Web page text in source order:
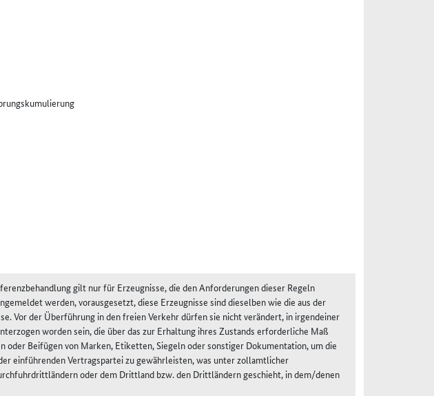
gilt nur für Erzeugnisse, die den Anforderungen dieser Regeln
werden, vorausgesetzt, diese Erzeugnisse sind dieselben wie die aus der
Vor der Überführung in den freien Verkehr dürfen sie nicht verändert, in irgendeiner
worden sein, die über das zur Erhaltung ihres Zustands erforderliche Maß
oder Beifügen von Marken, Etiketten, Siegeln oder sonstiger Dokumentation, um die
einführenden Vertragspartei zu gewährleisten, was unter zollamtlicher
oder dem Drittland bzw. den Drittländern geschieht, in dem/denen